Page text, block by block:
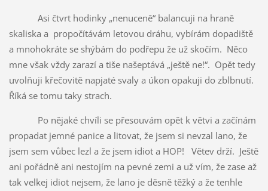
Asi čtvrt hodinky „nenuceně“ balancuji na hraně
skaliska a propočítávám letovou dráhu, vybírám dopadiště
a mnohokráte se shýbám do podřepu že už skočím. Něco
mne však vždy zarazí a tiše našeptává „ještě ne!“. Opět tedy
uvolňuji křečovitě napjaté svaly a úkon opakuji do zblbnutí.
Říká se tomu taky strach.
Po nějaké chvíli se přesouvám opět k větvi a začínám
propadat jemné panice a litovat, že jsem si nevzal lano, že
jsem sem vůbec lezl a že jsem idiot a HOP! Větev drží. Ještě
ani pořádně ani nestojím na pevné zemi a už vím, že zase až
tak velkej idiot nejsem, že lano je děsně těžký a že tenhle